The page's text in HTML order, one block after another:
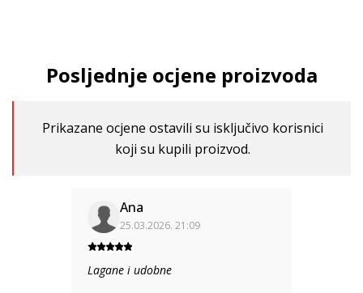
Posljednje ocjene proizvoda
Prikazane ocjene ostavili su isključivo korisnici
koji su kupili proizvod.
Ana
25.03.2026. 21:09
Lagane i udobne